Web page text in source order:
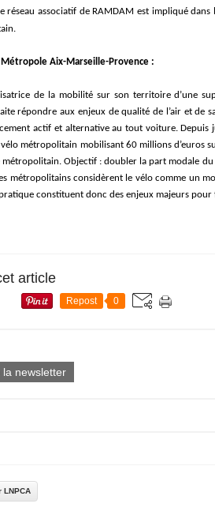
réseau associatif de RAMDAM est impliqué
Aix-Marseille-Provence :
de la mobilité sur son territoire d’une
répondre aux enjeux de qualité de l’air et de
actif et alternative au tout voiture. Depuis
métropolitain mobilisant 60 millions d’euros
Objectif : doubler la part modale
métropolitains considèrent le vélo comme un
constituent donc des enjeux majeurs
article
Repost 0
la newsletter
LNPCA